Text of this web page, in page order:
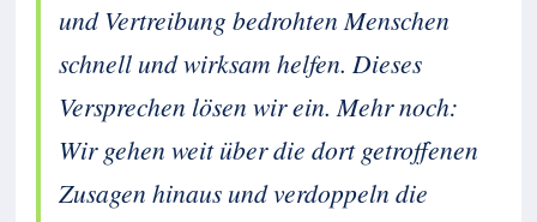
und Vertreibung bedrohten Menschen
schnell und wirksam helfen. Dieses
Versprechen lösen wir ein. Mehr noch:
Wir gehen weit über die dort getroffenen
Zusagen hinaus und verdoppeln die